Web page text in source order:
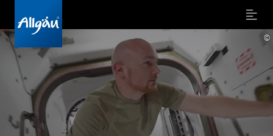
Menu
©